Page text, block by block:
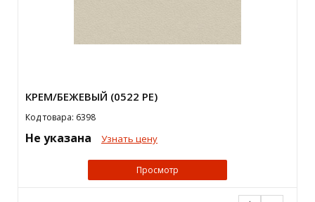
КРЕМ/БЕЖЕВЫЙ (0522 PE)
Код товара: 6398
Не указана Узнать цену
Просмотр